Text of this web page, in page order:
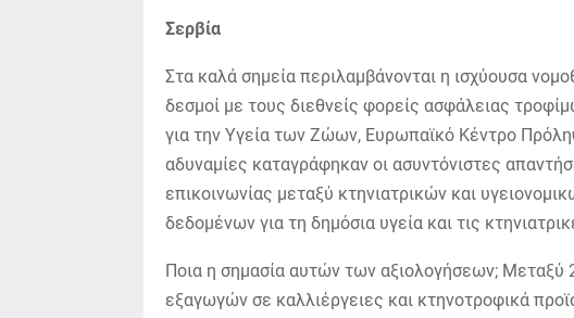
Σερβία
Στα καλά σημεία περιλαμβάνονται η ισχύουσα
δεσμοί με τους διεθνείς φορείς ασφάλειας
για την Υγεία των Ζώων, Ευρωπαϊκό Κέντρο
αδυναμίες καταγράφηκαν οι ασυντόνιστες
επικοινωνίας μεταξύ κτηνιατρικών και
δεδομένων για τη δημόσια υγεία και τις
Ποια η σημασία αυτών των αξιολογήσεων; Μεταξύ
εξαγωγών σε καλλιέργειες και κτηνοτροφικά